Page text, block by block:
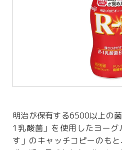
明治が保有する6500以上の
1乳酸菌」を使用したヨー
す」のキャッチコピーのも